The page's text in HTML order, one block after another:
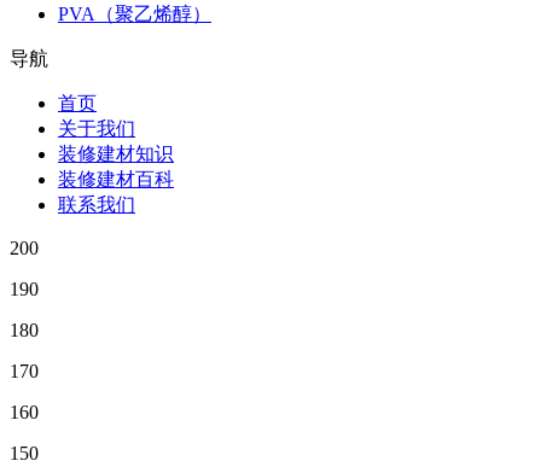
PVA（聚乙烯醇）
导航
首页
关于我们
装修建材知识
装修建材百科
联系我们
200
190
180
170
160
150